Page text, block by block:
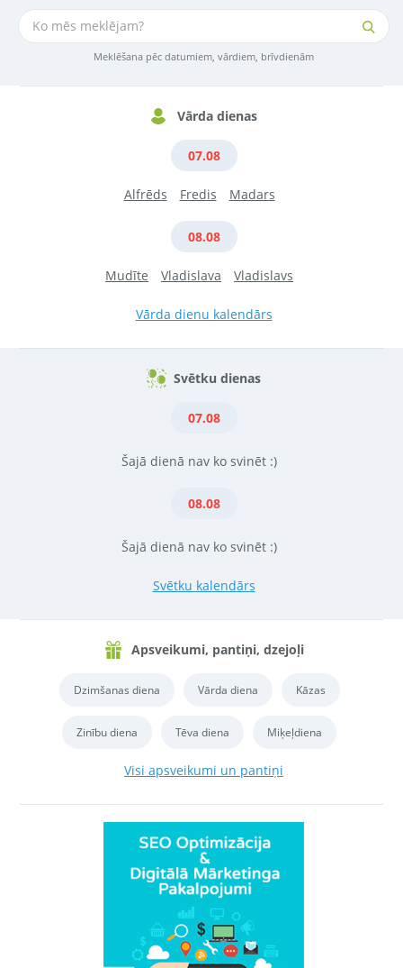
Meklēšana pēc datumiem, vārdiem, brīvdienām
Vārda dienas
07.08
Alfrēds Fredis Madars
08.08
Mudīte Vladislava Vladislavs
Vārda dienu kalendārs
Svētku dienas
07.08
Šajā dienā nav ko svinēt :)
08.08
Šajā dienā nav ko svinēt :)
Svētku kalendārs
Apsveikumi, pantiņi, dzejoļi
Dzimšanas diena Vārda diena Kāzas
Zinību diena Tēva diena Miķeļdiena
Visi apsveikumi un pantiņi